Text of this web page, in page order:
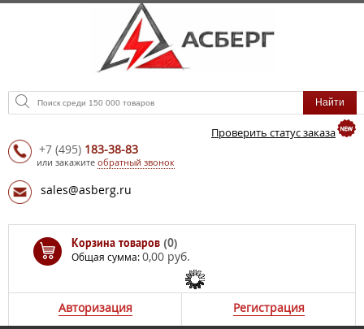
Проверить статус заказа
+7 (495) 183-38-83
или закажите обратный звонок
sales@asberg.ru
Корзина товаров (0)
Общая сумма:0,00 руб.
Авторизация Регистрация